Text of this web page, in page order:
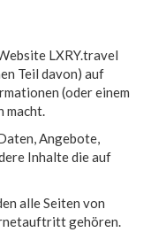
LXRY.travel
Teil davon) auf
(oder einem
macht.
Angebote,
Inhalte die auf
alle Seiten von
gehören.